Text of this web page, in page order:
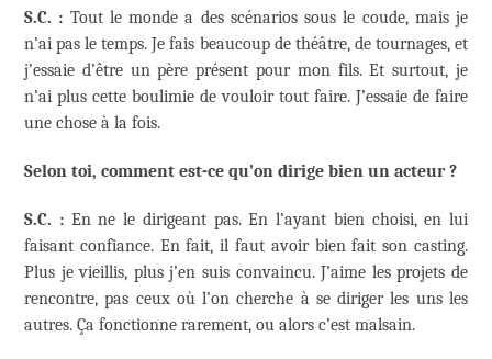
S.C. : Tout le monde a des scénarios sous le coude, mais je
n’ai pas le temps. Je fais beaucoup de théâtre, de tournages, et
j’essaie d’être un père présent pour mon fils. Et surtout, je
n’ai plus cette boulimie de vouloir tout faire. J’essaie de faire
une chose à la fois.
Selon toi, comment est-ce qu’on dirige bien un acteur ?
S.C. : En ne le dirigeant pas. En l’ayant bien choisi, en lui
faisant confiance. En fait, il faut avoir bien fait son casting.
Plus je vieillis, plus j’en suis convaincu. J’aime les projets de
rencontre, pas ceux où l’on cherche à se diriger les uns les
autres. Ça fonctionne rarement, ou alors c’est malsain.